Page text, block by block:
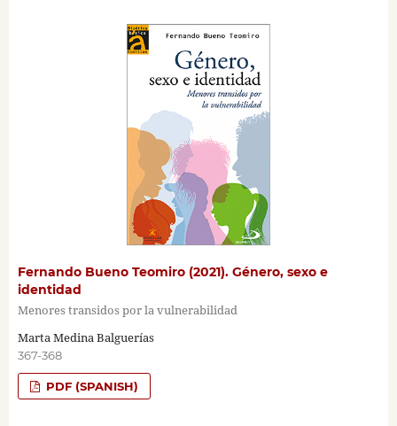
Fernando Bueno Teomiro (2021). Género, sexo e
identidad
Menores transidos por la vulnerabilidad
Marta Medina Balguerías
367-368
PDF (SPANISH)